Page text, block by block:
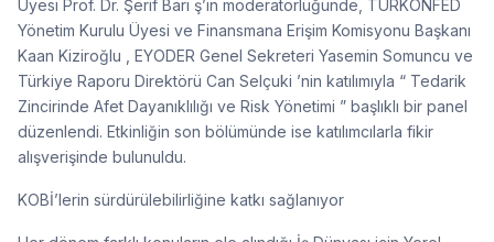
Üyesi Prof. Dr. Şerif Barı ş’ın moderatörlüğünde, TÜRKONFED
Yönetim Kurulu Üyesi ve Finansmana Erişim Komisyonu Başkanı
Kaan Kiziroğlu , EYODER Genel Sekreteri Yasemin Somuncu ve
Türkiye Raporu Direktörü Can Selçuki ’nin katılımıyla “ Tedarik
Zincirinde Afet Dayanıklılığı ve Risk Yönetimi ” başlıklı bir panel
düzenlendi. Etkinliğin son bölümünde ise katılımcılarla fikir
alışverişinde bulunuldu.
KOBİ’lerin sürdürülebilirliğine katkı sağlanıyor